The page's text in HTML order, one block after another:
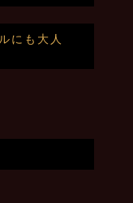
にも大人